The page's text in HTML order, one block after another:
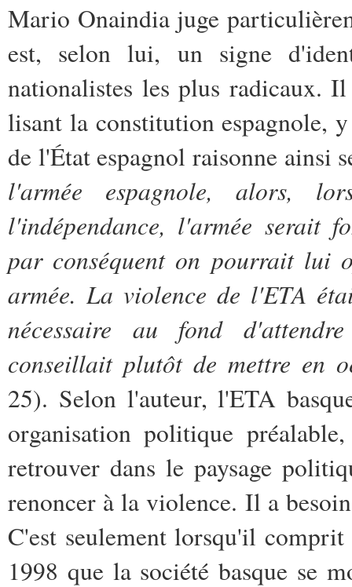
Mario Onaindia juge
est, selon lui, un signe
nationalistes les plus radicaux.
lisant la constitution espagnole,
de l'État espagnol raisonne ainsi
l'armée espagnole, alors,
l'indépendance, l'armée serait
par conséquent on pourrait lui
armée. La violence de l'ETA
nécessaire au fond
conseillait plutôt de mettre en
25). Selon l'auteur, l'ETA
organisation politique
retrouver dans le paysage
renoncer à la violence. Il a
C'est seulement lorsqu'il
1998 que la société basque se